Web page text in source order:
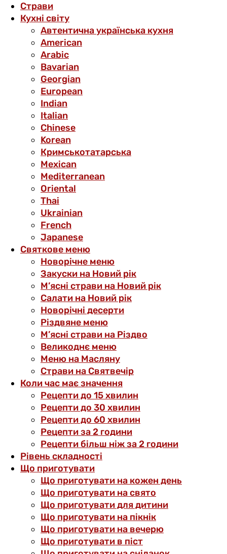
Страви
Кухні світу
Автентична українська кухня
American
Arabic
Bavarian
Georgian
European
Indian
Italian
Chinese
Korean
Кримськотатарська
Mexican
Mediterranean
Oriental
Thai
Ukrainian
French
Japanese
Святкове меню
Новорічне меню
Закуски на Новий рік
М’ясні страви на Новий рік
Салати на Новий рік
Новорічні десерти
Різдвяне меню
М’ясні страви на Різдво
Великоднє меню
Меню на Масляну
Страви на Святвечір
Коли час має значення
Рецепти до 15 хвилин
Рецепти до 30 хвилин
Рецепти до 60 хвилин
Рецепти за 2 години
Рецепти більш ніж за 2 години
Рівень складності
Що приготувати
Що приготувати на кожен день
Що приготувати на свято
Що приготувати для дитини
Що приготувати на пікнік
Що приготувати на вечерю
Що приготувати в піст